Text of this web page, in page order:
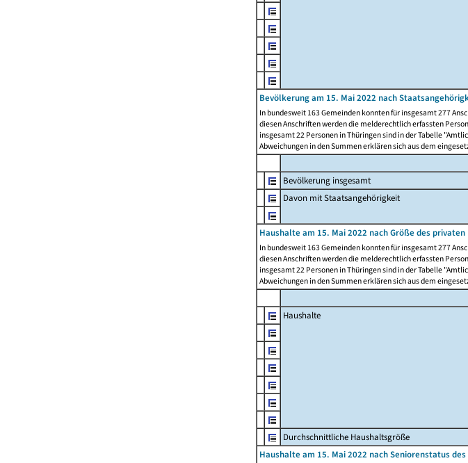
Bevölkerung am 15. Mai 2022 nach
In bundesweit 163 Gemeinden konnten für insgesamt 277
diesen Anschriften werden die melderechtlich erfassten
insgesamt 22 Personen in Thüringen sind in der Tabelle
Abweichungen in den Summen erklären sich aus dem
Bevölkerung insgesamt
Davon mit Staatsangehörigkeit
Haushalte am 15. Mai 2022 nach Größe des
In bundesweit 163 Gemeinden konnten für insgesamt 277
diesen Anschriften werden die melderechtlich erfassten
insgesamt 22 Personen in Thüringen sind in der Tabelle
Abweichungen in den Summen erklären sich aus dem
Haushalte
Durchschnittliche Haushaltsgröße
Haushalte am 15. Mai 2022 nach Seniorenstatus